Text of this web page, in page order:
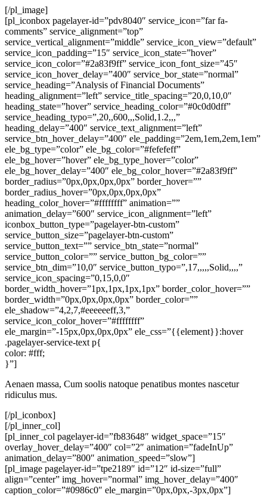
[/pl_image]
[pl_iconbox pagelayer-id=”pdv8040″ service_icon=”far fa-
comments” service_alignment=”top”
service_vertical_alignment=”middle” service_icon_view=”default”
service_icon_padding=”15″ service_icon_state=”hover”
service_icon_color=”#2a83f9ff” service_icon_font_size=”45″
service_icon_hover_delay=”400″ service_bor_state=”normal”
service_heading=”Analysis of Financial Documents”
heading_alignment=”left” service_title_spacing=”20,0,10,0″
heading_state=”hover” service_heading_color=”#0c0d0dff”
service_heading_typo=”,20,,600,,,Solid,1.2,,,”
heading_delay=”400″ service_text_alignment=”left”
service_btn_hover_delay=”400″ ele_padding=”2em,1em,2em,1em”
ele_bg_type=”color” ele_bg_color=”#fefefeff”
ele_bg_hover=”hover” ele_bg_type_hover=”color”
ele_bg_hover_delay=”400″ ele_bg_color_hover=”#2a83f9ff”
border_radius=”0px,0px,0px,0px” border_hover=””
border_radius_hover=”0px,0px,0px,0px”
heading_color_hover=”#ffffffff” animation=””
animation_delay=”600″ service_icon_alignment=”left”
iconbox_button_type=”pagelayer-btn-custom”
service_button_size=”pagelayer-btn-custom”
service_button_text=”” service_btn_state=”normal”
service_button_color=”” service_button_bg_color=””
service_btn_dim=”10,0″ service_button_typo=”,17,,,,,Solid,,,,”
service_icon_spacing=”0,15,0,0″
border_width_hover=”1px,1px,1px,1px” border_color_hover=””
border_width=”0px,0px,0px,0px” border_color=””
ele_shadow=”4,2,7,#eeeeeeff,3,”
service_icon_color_hover=”#ffffffff”
ele_margin=”-15px,0px,0px,0px” ele_css=”{{element}}:hover
.pagelayer-service-text p{
color: #fff;
}”]
Aenaen massa, Cum soolis natoque penatibus montes nascetur
ridiculus mus.
[/pl_iconbox]
[/pl_inner_col]
[pl_inner_col pagelayer-id=”fb83648″ widget_space=”15″
overlay_hover_delay=”400″ col=”2″ animation=”fadeInUp”
animation_delay=”800″ animation_speed=”slow”]
[pl_image pagelayer-id=”tpe2189″ id=”12″ id-size=”full”
align=”center” img_hover=”normal” img_hover_delay=”400″
caption_color=”#0986c0″ ele_margin=”0px,0px,-3px,0px”]